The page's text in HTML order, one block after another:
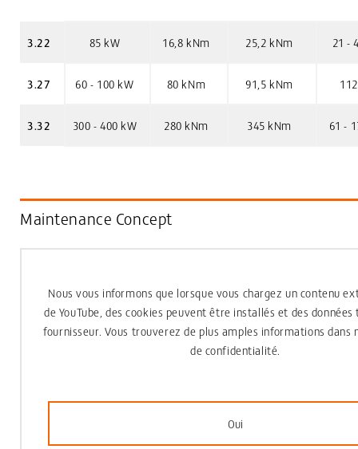
3.22 85 kW 16,8 kNm 25,2 kNm 21 -
3.27 60 - 100 kW 80 kNm 91,5 kNm 112
3.32 300 - 400 kW 280 kNm 345 kNm 61 -
Maintenance Concept
Nous vous informons que lorsque vous chargez un contenu
de YouTube , des cookies peuvent être installés et des
fournisseur. Vous trouverez de plus amples informations dans
de confidentialité.
Oui